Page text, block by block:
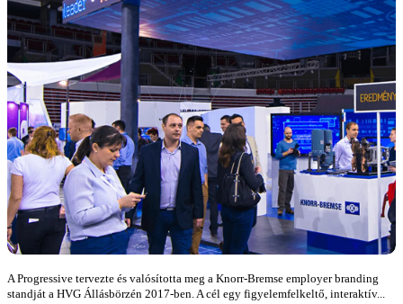
A Progressive tervezte és valósította meg a Knorr-Bremse employer branding
standját a HVG Állásbörzén 2017-ben. A cél egy figyelemfelkeltő, interaktív...